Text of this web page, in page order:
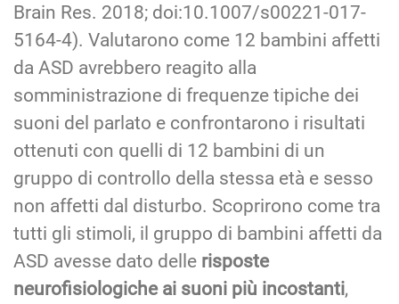
Brain Res. 2018; doi:10.1007/s00221-017-
5164-4). Valutarono come 12 bambini affetti
da ASD avrebbero reagito alla
somministrazione di frequenze tipiche dei
suoni del parlato e confrontarono i risultati
ottenuti con quelli di 12 bambini di un
gruppo di controllo della stessa età e sesso
non affetti dal disturbo. Scoprirono come tra
tutti gli stimoli, il gruppo di bambini affetti da
ASD avesse dato delle risposte
neurofisiologiche ai suoni più incostanti,